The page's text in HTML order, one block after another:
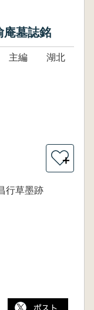
庵墓誌銘
主編 湖北
＋
行草墨跡